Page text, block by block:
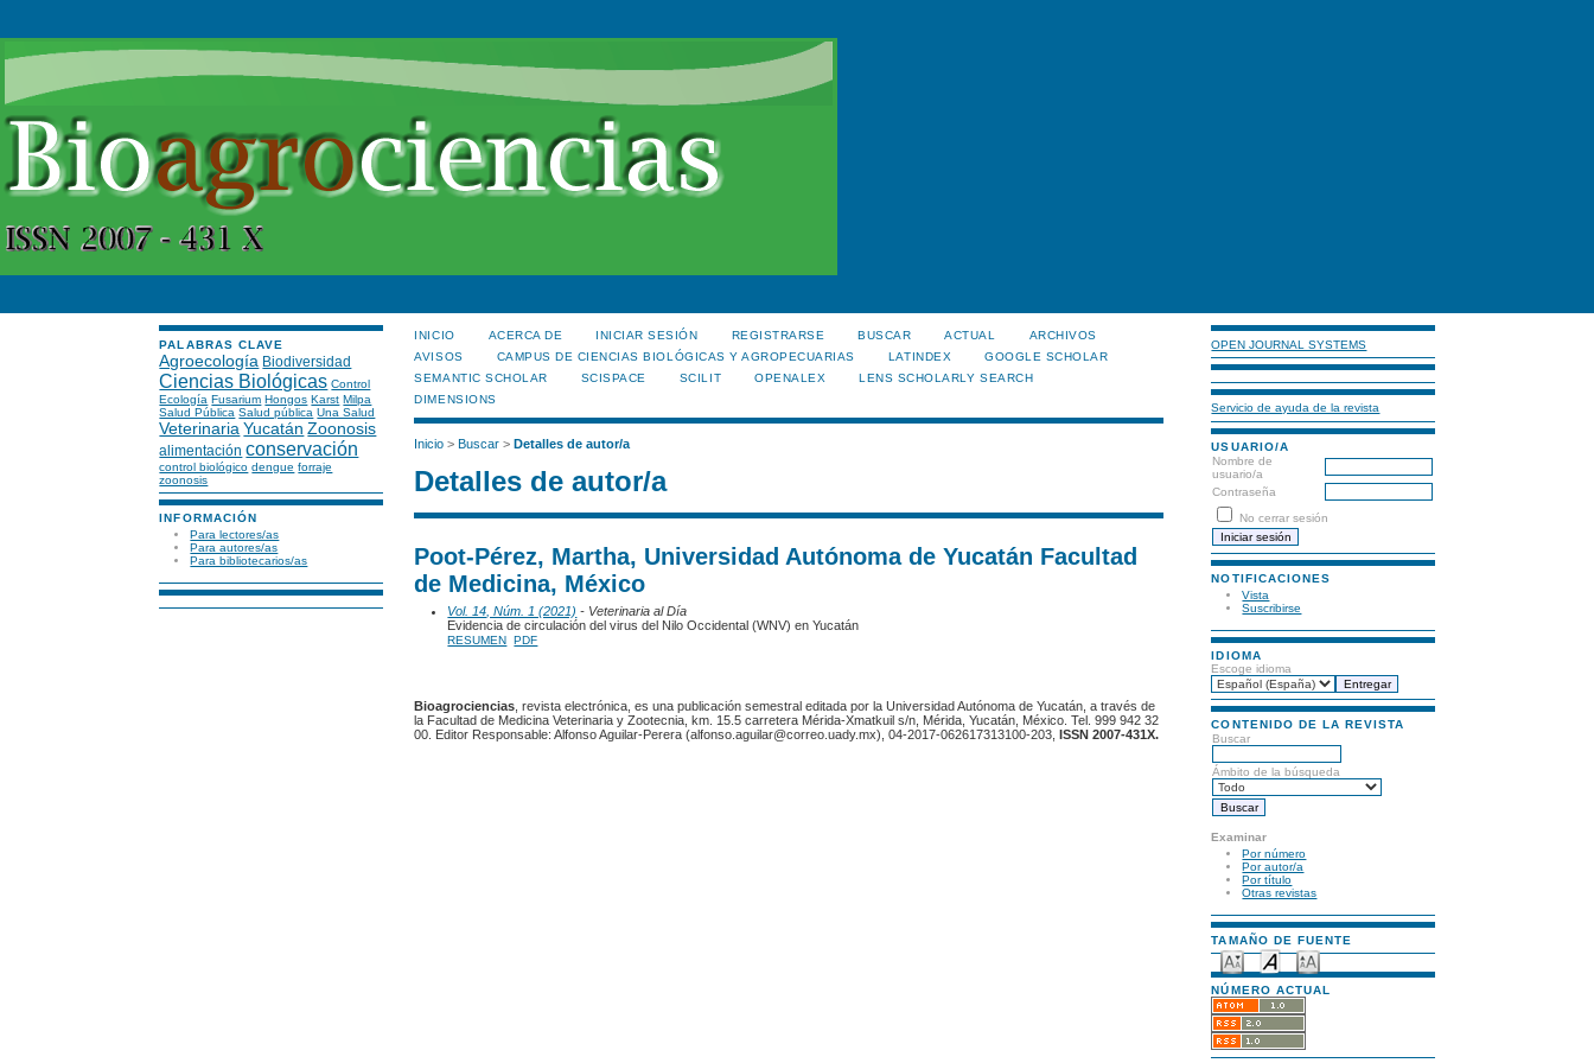
PALABRAS CLAVE
Agroecología Biodiversidad
Ciencias Biológicas Control
Ecología Fusarium Hongos Karst Milpa
Salud Pública Salud pública Una Salud
Veterinaria Yucatán Zoonosis
alimentación conservación
control biológico dengue forraje
zoonosis
INFORMACIÓN
Para lectores/as
Para autores/as
Para bibliotecarios/as
OPEN JOURNAL SYSTEMS
Servicio de ayuda de la revista
USUARIO/A
Nombre de
usuario/a
Contraseña
No cerrar sesión
NOTIFICACIONES
Vista
Suscribirse
IDIOMA
Escoge idioma
CONTENIDO DE LA REVISTA
Buscar
Ámbito de la búsqueda
Examinar
Por número
Por autor/a
Por título
Otras revistas
TAMAÑO DE FUENTE
NÚMERO ACTUAL
INICIO ACERCA DE INICIAR SESIÓN REGISTRARSE BUSCAR ACTUAL
ARCHIVOS
AVISOS
CAMPUS DE CIENCIAS BIOLÓGICAS Y AGROPECUARIAS LATINDEX
GOOGLE SCHOLAR
SEMANTIC SCHOLAR
SCISPACE SCILIT OPENALEX
LENS SCHOLARLY SEARCH
DIMENSIONS
Inicio >Buscar >Detalles de autor/a
Detalles de autor/a
Poot-Pérez, Martha, Universidad Autónoma de Yucatán Facultad
de Medicina, México
Vol. 14, Núm. 1 (2021) - Veterinaria al Día
Evidencia de circulación del virus del Nilo Occidental (WNV) en Yucatán
RESUMEN PDF
Bioagrociencias , revista electrónica, es una publicación semestral editada por la Universidad Autónoma de Yucatán, a través de
la Facultad de Medicina Veterinaria y Zootecnia, km. 15.5 carretera Mérida-Xmatkuil s/n, Mérida, Yucatán, México. Tel. 999 942 32
00. Editor Responsable: Alfonso Aguilar-Perera (alfonso.aguilar@correo.uady.mx), 04-2017-062617313100-203,ISSN 2007-431X.